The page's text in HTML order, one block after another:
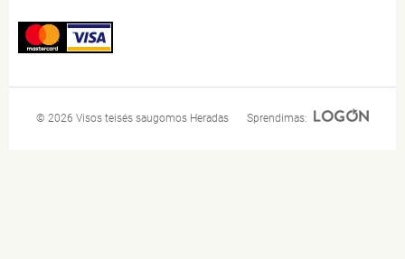
© 2026 Visos teisės saugomos Heradas Sprendimas: